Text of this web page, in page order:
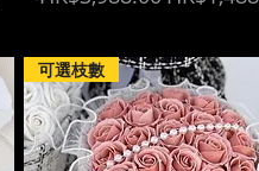
可選枝數